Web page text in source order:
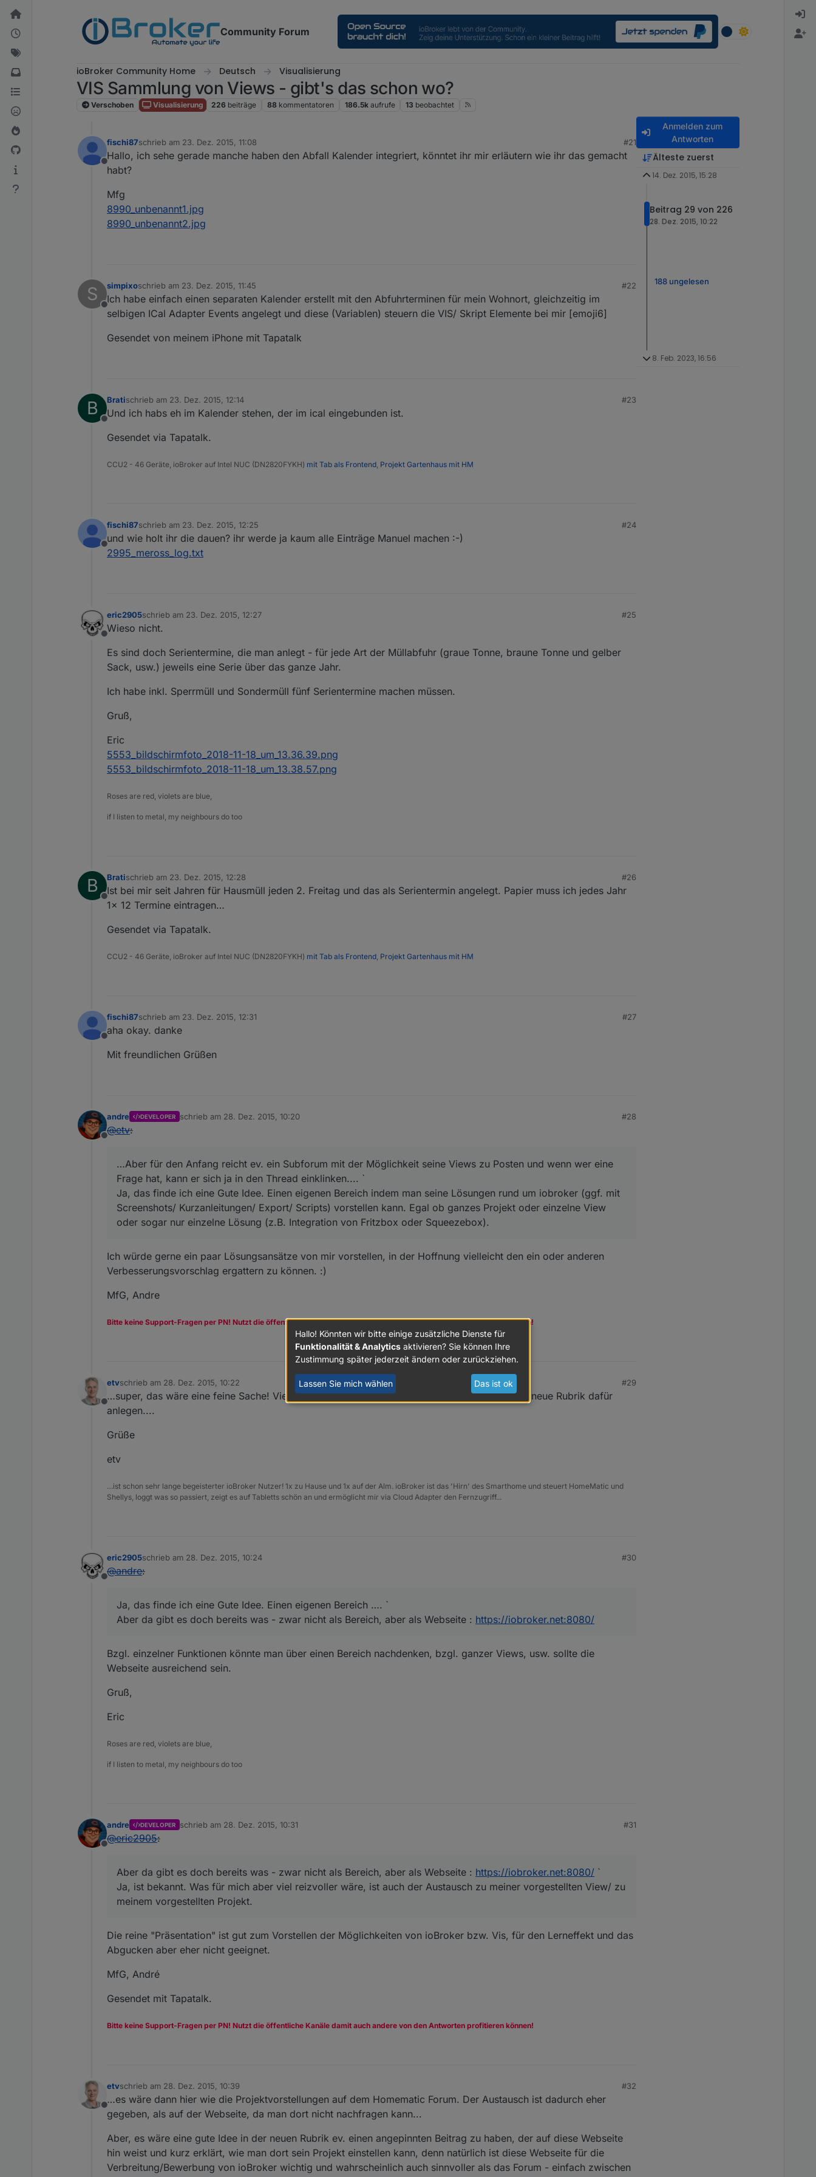
Weiter zum Inhalt
Community Forum
ioBroker Community Home Deutsch Visualisierung
VIS Sammlung von Views - gibt's das schon wo?
Verschoben Visualisierung 226 beiträge 88 kommentatoren 186.5k aufrufe 13 beobachtet
Offline
fischi87schrieb am 23. Dez. 2015, 11:08
zuletzt editiert von
#21
Hallo, ich sehe gerade manche haben den Abfall Kalender integriert, könntet ihr mir erläutern wie ihr das gemacht
habt?
Mfg
8990_unbenannt1.jpg
8990_unbenannt2.jpg
S
Offline
simpixoschrieb am 23. Dez. 2015, 11:45
zuletzt editiert von
#22
Ich habe einfach einen separaten Kalender erstellt mit den Abfuhrterminen für mein Wohnort, gleichzeitig im
selbigen ICal Adapter Events angelegt und diese (Variablen) steuern die VIS/ Skript Elemente bei mir [emoji6]
Gesendet von meinem iPhone mit Tapatalk
B
Offline
Bratischrieb am 23. Dez. 2015, 12:14
zuletzt editiert von
#23
Und ich habs eh im Kalender stehen, der im ical eingebunden ist.
Gesendet via Tapatalk.
CCU2 - 46 Geräte, ioBroker auf Intel NUC (DN2820FYKH) mit Tab als Frontend, Projekt Gartenhaus mit HM
Offline
fischi87schrieb am 23. Dez. 2015, 12:25
zuletzt editiert von
#24
und wie holt ihr die dauen? ihr werde ja kaum alle Einträge Manuel machen :-)
2995_meross_log.txt
Offline
eric2905schrieb am 23. Dez. 2015, 12:27
zuletzt editiert von
#25
Wieso nicht.
Es sind doch Serientermine, die man anlegt - für jede Art der Müllabfuhr (graue Tonne, braune Tonne und gelber
Sack, usw.) jeweils eine Serie über das ganze Jahr.
Ich habe inkl. Sperrmüll und Sondermüll fünf Serientermine machen müssen.
Gruß,
Eric
5553_bildschirmfoto_2018-11-18_um_13.36.39.png
5553_bildschirmfoto_2018-11-18_um_13.38.57.png
Roses are red, violets are blue,
if I listen to metal, my neighbours do too
B
Offline
Bratischrieb am 23. Dez. 2015, 12:28
zuletzt editiert von
#26
Ist bei mir seit Jahren für Hausmüll jeden 2. Freitag und das als Serientermin angelegt. Papier muss ich jedes Jahr
1x 12 Termine eintragen…
Gesendet via Tapatalk.
CCU2 - 46 Geräte, ioBroker auf Intel NUC (DN2820FYKH) mit Tab als Frontend, Projekt Gartenhaus mit HM
Offline
fischi87schrieb am 23. Dez. 2015, 12:31
zuletzt editiert von
#27
aha okay. danke
Mit freundlichen Grüßen
Offline
andre DEVELOPER schrieb am 28. Dez. 2015, 10:20
zuletzt editiert von
#28
@etv:
…Aber für den Anfang reicht ev. ein Subforum mit der Möglichkeit seine Views zu Posten und wenn wer eine
Frage hat, kann er sich ja in den Thread einklinken.... `
Ja, das finde ich eine Gute Idee. Einen eigenen Bereich indem man seine Lösungen rund um iobroker (ggf. mit
Screenshots/ Kurzanleitungen/ Export/ Scripts) vorstellen kann. Egal ob ganzes Projekt oder einzelne View
oder sogar nur einzelne Lösung (z.B. Integration von Fritzbox oder Squeezebox).
Ich würde gerne ein paar Lösungsansätze von mir vorstellen, in der Hoffnung vielleicht den ein oder anderen
Verbesserungsvorschlag ergattern zu können. :)
MfG, Andre
Bitte keine Support-Fragen per PN! Nutzt die öffentliche Kanäle damit auch andere von den Antworten profitieren können!
Offline
etvschrieb am 28. Dez. 2015, 10:22
zuletzt editiert von
#29
…super, das wäre eine feine Sache! Vielleicht kann einer der Mods nach den Feiertagen eine neue Rubrik dafür
anlegen....
Grüße
etv
…ist schon sehr lange begeisterter ioBroker Nutzer! 1x zu Hause und 1x auf der Alm. ioBroker ist das 'Hirn' des Smarthome und steuert HomeMatic und
Shellys, loggt was so passiert, zeigt es auf Tabletts schön an und ermöglicht mir via Cloud Adapter den Fernzugriff...
Offline
eric2905schrieb am 28. Dez. 2015, 10:24
zuletzt editiert von
#30
@andre:
Ja, das finde ich eine Gute Idee. Einen eigenen Bereich …. `
Aber da gibt es doch bereits was - zwar nicht als Bereich, aber als Webseite : https://iobroker.net:8080/
Bzgl. einzelner Funktionen könnte man über einen Bereich nachdenken, bzgl. ganzer Views, usw. sollte die
Webseite ausreichend sein.
Gruß,
Eric
Roses are red, violets are blue,
if I listen to metal, my neighbours do too
Offline
andre DEVELOPER schrieb am 28. Dez. 2015, 10:31
zuletzt editiert von
#31
@eric2905:
Aber da gibt es doch bereits was - zwar nicht als Bereich, aber als Webseite : https://iobroker.net:8080/ `
Ja, ist bekannt. Was für mich aber viel reizvoller wäre, ist auch der Austausch zu meiner vorgestellten View/ zu
meinem vorgestellten Projekt.
Die reine "Präsentation" ist gut zum Vorstellen der Möglichkeiten von ioBroker bzw. Vis, für den Lerneffekt und das
Abgucken aber eher nicht geeignet.
MfG, André
Gesendet mit Tapatalk.
Bitte keine Support-Fragen per PN! Nutzt die öffentliche Kanäle damit auch andere von den Antworten profitieren können!
Offline
etvschrieb am 28. Dez. 2015, 10:39
zuletzt editiert von
#32
…es wäre dann hier wie die Projektvorstellungen auf dem Homematic Forum. Der Austausch ist dadurch eher
gegeben, als auf der Webseite, da man dort nicht nachfragen kann...
Aber, es wäre eine gute Idee in der neuen Rubrik ev. einen angepinnten Beitrag zu haben, der auf diese Webseite
hin weist und kurz erklärt, wie man dort sein Projekt einstellen kann, denn natürlich ist diese Webseite für die
Verbreitung/Bewerbung von ioBroker wichtig und wahrscheinlich auch sinnvoller als das Forum - einfach zwischen
Anmelden zum
Antworten
Älteste zuerst
14. Dez. 2015, 15:28
Beitrag 29 von 226
28. Dez. 2015, 10:22
188 ungelesen
8. Feb. 2023, 16:56
Hallo! Könnten wir bitte einige zusätzliche Dienste für
Funktionalität & Analytics aktivieren? Sie können Ihre
Zustimmung später jederzeit ändern oder zurückziehen.
Lassen Sie mich wählen Das ist ok